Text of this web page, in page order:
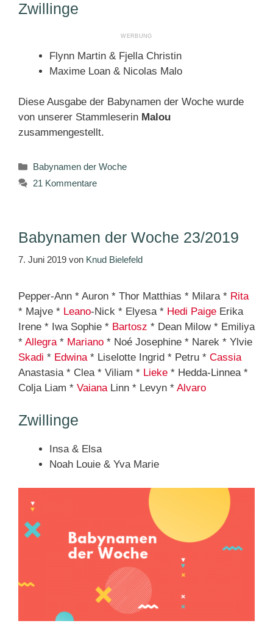
Zwillinge
Flynn Martin & Fjella Christin
Maxime Loan & Nicolas Malo
Diese Ausgabe der Babynamen der Woche wurde
von unserer Stammleserin Malou
zusammengestellt.
Kategorien
Babynamen der Woche
21 Kommentare
Babynamen der Woche 23/2019
7. Juni 2019 von Knud Bielefeld
Pepper-Ann * Auron * Thor Matthias * Milara * Rita
* Majve * Leano-Nick * Elyesa * Hedi Paige Erika
Irene * Iwa Sophie * Bartosz * Dean Milow * Emiliya
* Allegra * Mariano * Noé Josephine * Narek * Ylvie
Skadi * Edwina * Liselotte Ingrid * Petru * Cassia
Anastasia * Clea * Viliam * Lieke * Hedda-Linnea *
Colja Liam * Vaiana Linn * Levyn * Alvaro
Zwillinge
Insa & Elsa
Noah Louie & Yva Marie